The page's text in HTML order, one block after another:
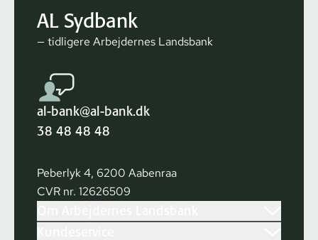
AL Sydbank
— tidligere Arbejdernes Landsbank
al-bank@al-bank.dk
38 48 48 48
Peberlyk 4, 6200 Aabenraa
CVR nr. 12626509